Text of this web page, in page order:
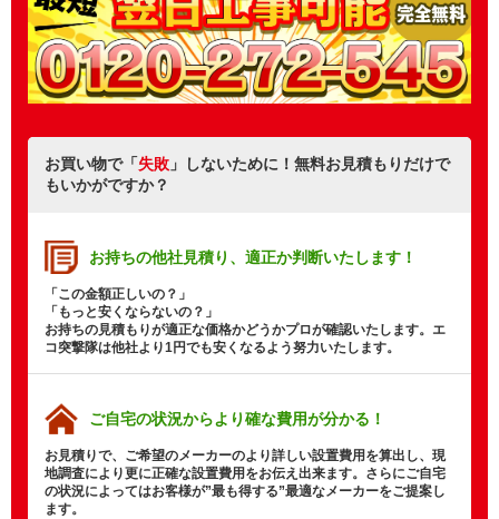
お買い物で「失敗 」しないために！無料お見積もりだけで
もいかがですか？
お持ちの他社見積り、 適正か判断いたします！
「この金額正しいの？」
「もっと安くならないの？」
お持ちの見積もりが適正な価格かどうかプロが確認いたします。エ
コ突撃隊は他社より1円でも安くなるよう努力いたします。
ご自宅の状況からより確な費用が分かる！
お見積りで、ご希望のメーカーのより詳しい設置費用を算出し、現
地調査により更に正確な設置費用をお伝え出来ます。さらにご自宅
の状況によってはお客様が”最も得する”最適なメーカーをご提案し
ます。